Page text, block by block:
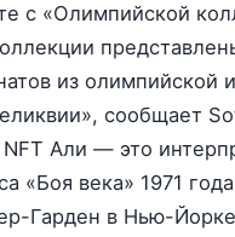
с «Олимпийской
из олимпийской
сообщает
Али — это
«Боя века» 1971
Гарден в Нью-